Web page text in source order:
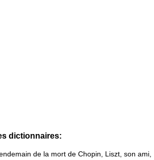
dictionnaires:
de la mort de Chopin, Liszt, son ami,